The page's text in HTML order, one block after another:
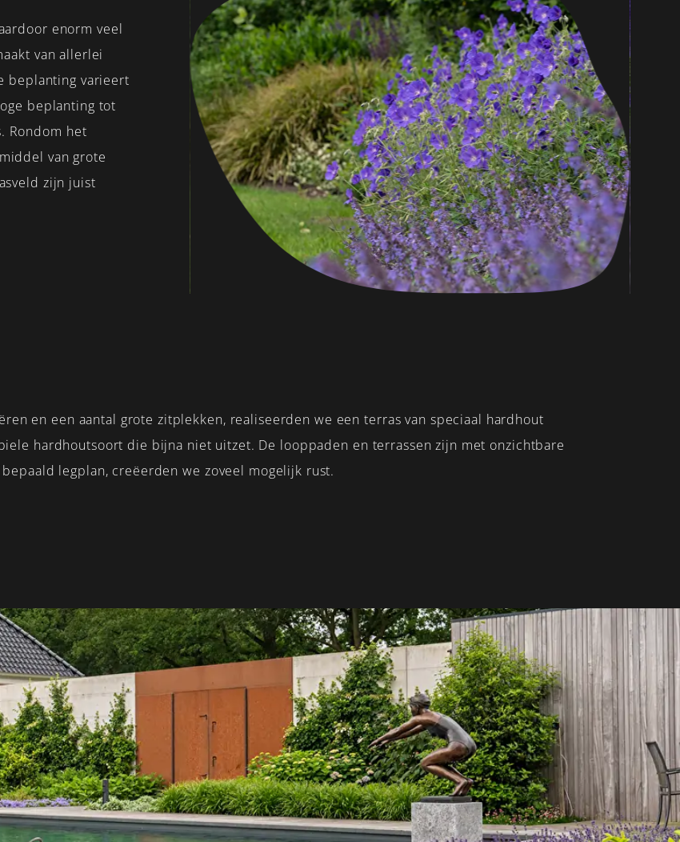
enorm veel
van allerlei
beplanting varieert
beplanting tot
Rondom het
van grote
zijn juist
en een aantal grote zitplekken, realiseerden we een terras van speciaal hardhout
hardhoutsoort die bijna niet uitzet. De looppaden en terrassen zijn met onzichtbare
legplan, creëerden we zoveel mogelijk rust.